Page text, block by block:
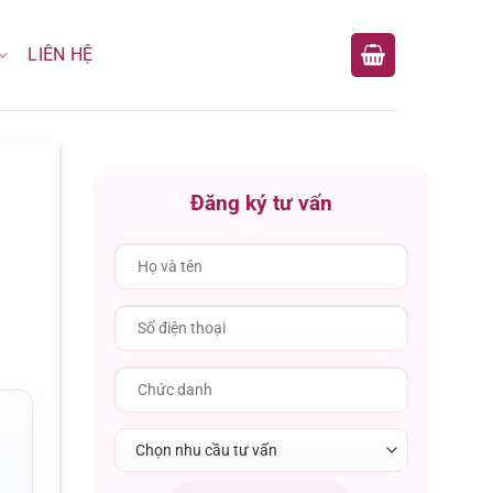
LIÊN HỆ
Đăng ký tư vấn
Chọn nhu cầu tư vấn